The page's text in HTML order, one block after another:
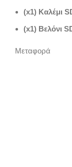
(x1) Kαλέμι
(x1) Βελόνι
Μεταφορά